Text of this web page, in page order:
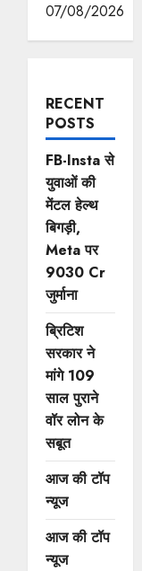
07/08/2026
RECENT
POSTS
FB-Insta से
युवाओं की
मेंटल हेल्थ
बिगड़ी,
Meta पर
9030 Cr
जुर्माना
ब्रिटिश
सरकार ने
मांगे 109
साल पुराने
वॉर लोन के
सबूत
आज की टॉप
न्यूज
आज की टॉप
न्यूज